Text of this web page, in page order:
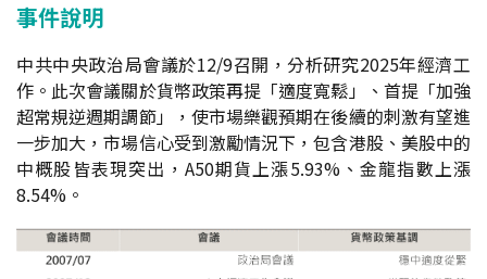
事件說明
中共中央政治局會議於12/9召開，分析研究2025年經濟工
作。此次會議關於貨幣政策再提「適度寬鬆」、首提「加強
超常規逆週期調節」，使市場樂觀預期在後續的刺激有望進
一步加大，市場信心受到激勵情況下，包含港股、美股中的
中概股皆表現突出，A50期貨上漲5.93%、金龍指數上漲
8.54%。